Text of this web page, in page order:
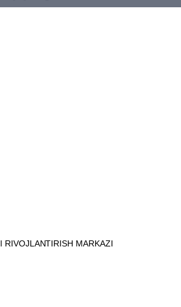
RIVOJLANTIRISH MARKAZI